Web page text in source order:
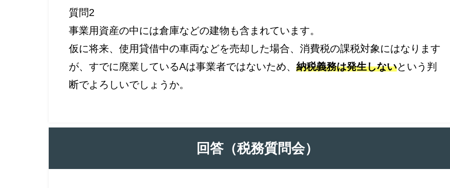
質問2
事業用資産の中には倉庫などの建物も含まれています。
仮に将来、使用貸借中の車両などを売却した場合、消費税の課税対象にはなります
が、すでに廃業しているAは事業者ではないため、 納税義務は発生しないという判
断でよろしいでしょうか。
回答（税務質問会）